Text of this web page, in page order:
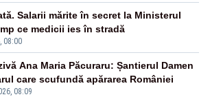
08:00
Salarii mărite în secret la Ministerul
ce medicii ies în stradă
08:09
Ana Maria Păcuraru: Șantierul Damen
care scufundă apărarea României